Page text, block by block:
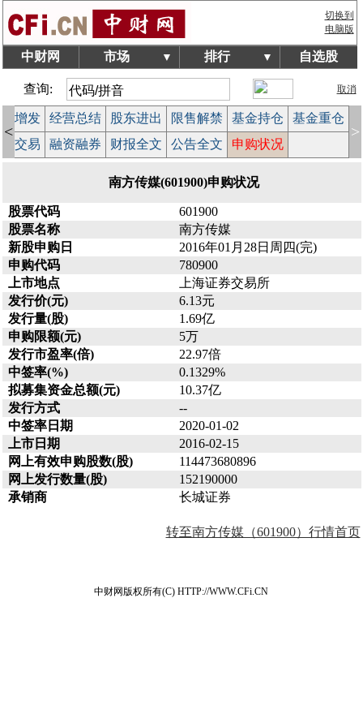
切换到
电脑版
中财网 市场 ▼ 排行 ▼ 自选股
查询: 取消
<
增发 经营总结 股东进出 限售解禁 基金持仓
基金重仓
交易
融资融券 财报全文 公告全文 申购状况
>
南方传媒(601900)申购状况
股票代码
601900
股票名称
南方传媒
新股申购日
2016年01月28日周四(完)
申购代码
780900
上市地点
上海证券交易所
发行价(元)
6.13元
发行量(股)
1.69亿
申购限额(元)
5万
发行市盈率(倍)
22.97倍
中签率(%)
0.1329%
拟募集资金总额(元)
10.37亿
发行方式
--
中签率日期
2020-01-02
上市日期
2016-02-15
网上有效申购股数(股)
114473680896
网上发行数量(股)
152190000
承销商
长城证券
转至南方传媒（601900）行情首页
中财网版权所有(C) HTTP://WWW.CFi.CN